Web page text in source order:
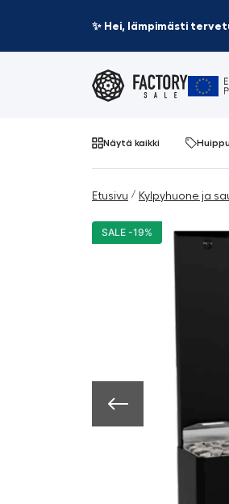
✨ Hei, lämpimästi
Näytä kaikki
Etusivu / Kylpyhuone ja
SALE -19%